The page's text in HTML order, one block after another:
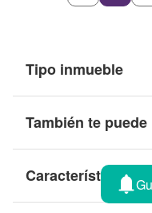
Tipo inmueble
También te
Características